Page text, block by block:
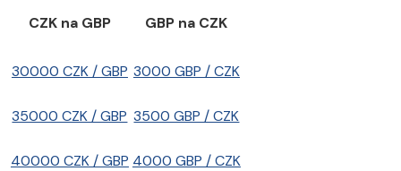
CZK na GBP GBP na CZK
30000 CZK / GBP
35000 CZK / GBP
40000 CZK / GBP
3000 GBP / CZK
3500 GBP / CZK
4000 GBP / CZK